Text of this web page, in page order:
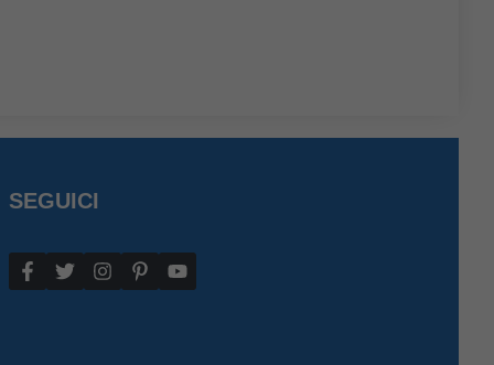
SEGUICI